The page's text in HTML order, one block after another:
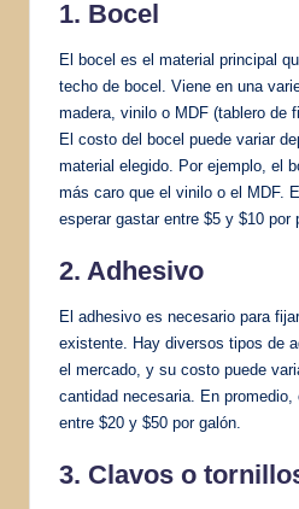
1. Bocel
El bocel es el material principal
techo de bocel. Viene en una
madera, vinilo o MDF (tablero de
El costo del bocel puede variar
material elegido. Por ejemplo, el
más caro que el vinilo o el MDF.
esperar gastar entre $5 y $10 por
2. Adhesivo
El adhesivo es necesario para
existente. Hay diversos tipos de
el mercado, y su costo puede
cantidad necesaria. En
entre $20 y $50 por galón.
3. Clavos o